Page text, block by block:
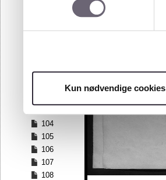
Kun nødvendige cookies
97
100
104
105
106
107
108